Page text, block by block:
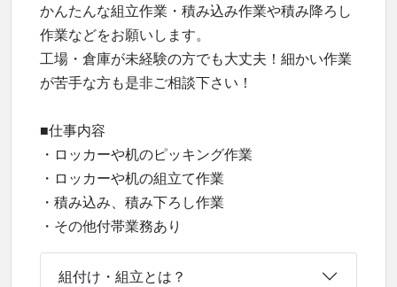
かんたんな組立作業・積み込み作業や積み降ろし
作業などをお願いします。
工場・倉庫が未経験の方でも大丈夫！細かい作業
が苦手な方も是非ご相談下さい！
■仕事内容
・ロッカーや机のピッキング作業
・ロッカーや机の組立て作業
・積み込み、積み下ろし作業
・その他付帯業務あり
組付け・組立とは？